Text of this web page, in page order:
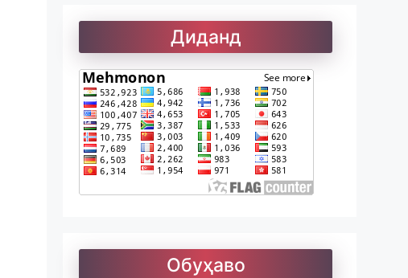
Рубоиёти Хайём
Саъдӣ. Гулистон
Солатон чист?
Диданд
Обуҳаво